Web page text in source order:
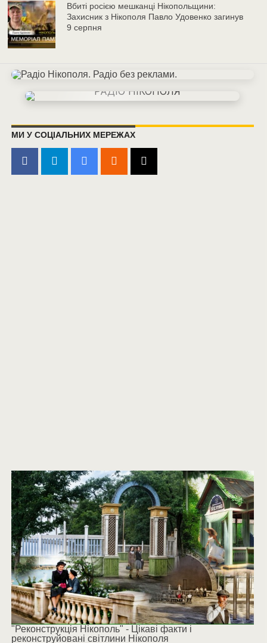
Вбиті росією мешканці Нікопольщини:
Захисник з Нікополя Павло Удовенко загинув
9 серпня
МИ У СОЦІАЛЬНИХ МЕРЕЖАХ
"Реконструкція Нікополь" - Цікаві факти і
реконструйовані світлини Нікополя